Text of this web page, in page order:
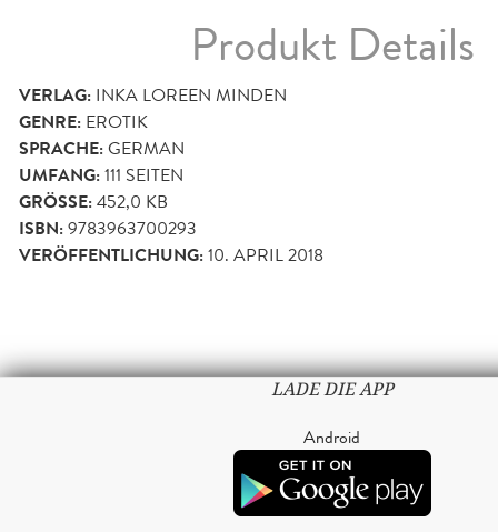
Produkt Details
VERLAG: INKA LOREEN MINDEN
GENRE: EROTIK
SPRACHE:GERMAN
UMFANG:111 SEITEN
GRÖSSE: 452,0 KB
ISBN:9783963700293
VERÖFFENTLICHUNG:10. APRIL 2018
LADE DIE APP
Android